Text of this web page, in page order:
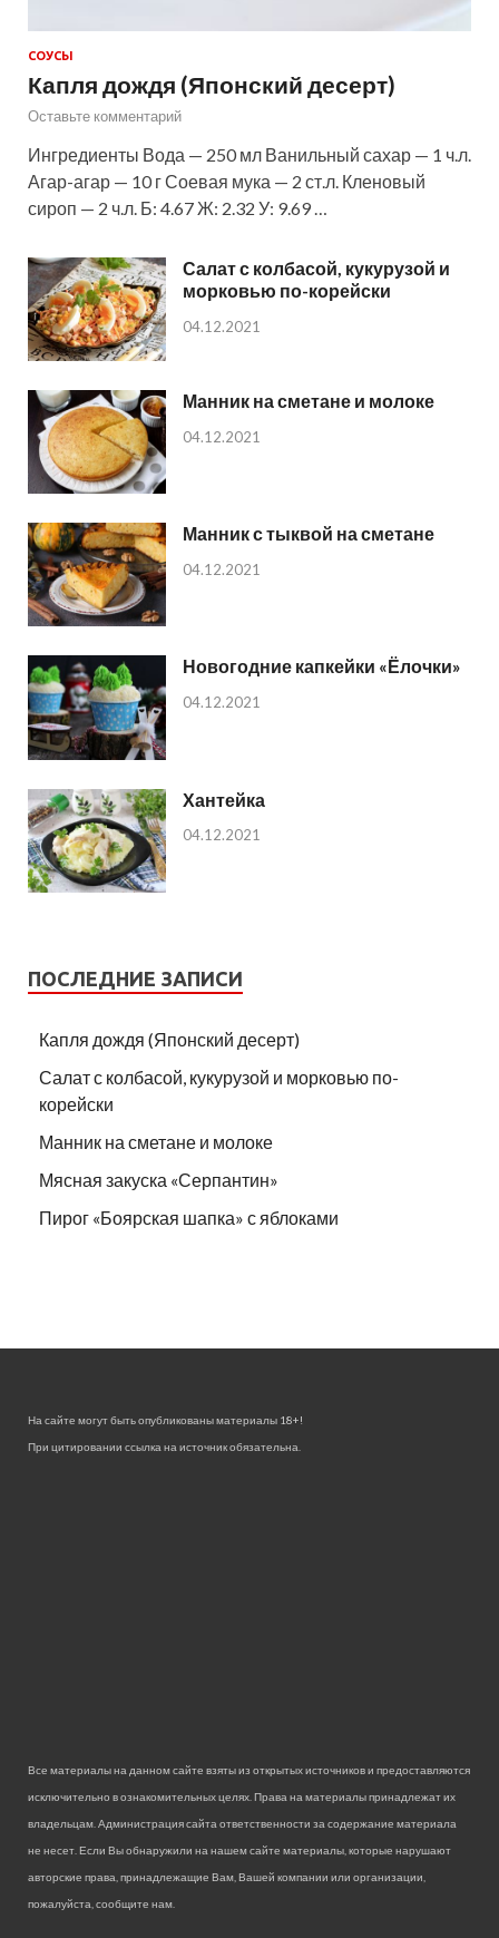
СОУСЫ
Капля дождя (Японский десерт)
Оставьте комментарий
Ингредиенты Вода — 250 мл Ванильный сахар — 1 ч.л.
Агар-агар — 10 г Соевая мука — 2 ст.л. Кленовый
сироп — 2 ч.л. Б: 4.67 Ж: 2.32 У: 9.69 …
Салат с колбасой, кукурузой и
морковью по-корейски
04.12.2021
Манник на сметане и молоке
04.12.2021
Манник с тыквой на сметане
04.12.2021
Новогодние капкейки «Ёлочки»
04.12.2021
Хантейка
04.12.2021
ПОСЛЕДНИЕ ЗАПИСИ
Капля дождя (Японский десерт)
Салат с колбасой, кукурузой и морковью по-
корейски
Манник на сметане и молоке
Мясная закуска «Серпантин»
Пирог «Боярская шапка» с яблоками
На сайте могут быть опубликованы материалы 18+!
При цитировании ссылка на источник обязательна.
Все материалы на данном сайте взяты из открытых источников и предоставляются
исключительно в ознакомительных целях. Права на материалы принадлежат их
владельцам. Администрация сайта ответственности за содержание материала
не несет. Если Вы обнаружили на нашем сайте материалы, которые нарушают
авторские права, принадлежащие Вам, Вашей компании или организации,
пожалуйста, сообщите нам.